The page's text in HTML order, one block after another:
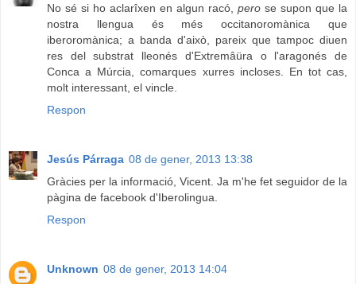
No sé si ho aclarîxen en algun racó, pero se supon que la
nostra llengua és més occitanoromànica que
iberoromànica; a banda d'això, pareix que tampoc diuen
res del substrat lleonés d'Extremâüra o l'aragonés de
Conca a Múrcia, comarques xurres incloses. En tot cas,
molt interessant, el vincle.
Respon
Jesús Párraga 08 de gener, 2013 13:38
Gràcies per la informació, Vicent. Ja m'he fet seguidor de la
pàgina de facebook d'Iberolingua.
Respon
Unknown 08 de gener, 2013 14:04